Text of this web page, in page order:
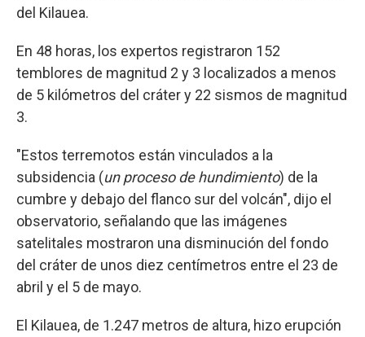
del Kilauea.
En 48 horas, los expertos registraron 152
temblores de magnitud 2 y 3 localizados a menos
de 5 kilómetros del cráter y 22 sismos de magnitud
3.
"Estos terremotos están vinculados a la
subsidencia (un proceso de hundimiento) de la
cumbre y debajo del flanco sur del volcán", dijo el
observatorio, señalando que las imágenes
satelitales mostraron una disminución del fondo
del cráter de unos diez centímetros entre el 23 de
abril y el 5 de mayo.
El Kilauea, de 1.247 metros de altura, hizo erupción